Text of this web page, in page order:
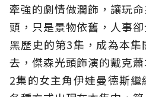
牽強的劇情做潤飾，讓玩
頭，只是景物依舊，人事
黑歷史的第3集，成為本
去，傑森光頭飾演的戴克
2集的女主角伊娃曼德斯